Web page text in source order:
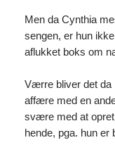
Men da Cynthia
sengen, er hun
aflukket boks om
Værre bliver det da
affære med en
svære med at
hende, pga. hun er